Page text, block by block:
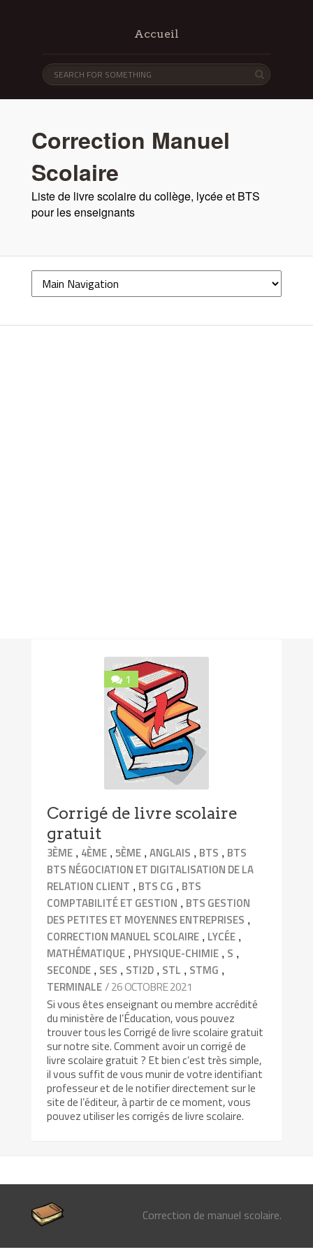
Accueil
Correction Manuel
Scolaire
Liste de livre scolaire du collège, lycée et BTS
pour les enseignants
1
Corrigé de livre scolaire
gratuit
3ÈME , 4ÈME ,5ÈME ,ANGLAIS , BTS , BTS
BTS NÉGOCIATION ET DIGITALISATION DE LA
RELATION CLIENT , BTS CG , BTS
COMPTABILITÉ ET GESTION , BTS GESTION
DES PETITES ET MOYENNES ENTREPRISES ,
CORRECTION MANUEL SCOLAIRE , LYCÉE ,
MATHÉMATIQUE , PHYSIQUE-CHIMIE , S ,
SECONDE , SES , STI2D , STL , STMG ,
TERMINALE/ 26 OCTOBRE 2021
Si vous êtes enseignant ou membre accrédité
du ministère de l’Éducation, vous pouvez
trouver tous les Corrigé de livre scolaire gratuit
sur notre site. Comment avoir un corrigé de
livre scolaire gratuit ? Et bien c’est très simple,
il vous suffit de vous munir de votre identifiant
professeur et de le notifier directement sur le
site de l’éditeur, à partir de ce moment, vous
pouvez utiliser les corrigés de livre scolaire.
Correction de manuel scolaire.